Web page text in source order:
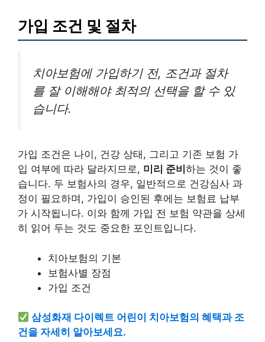
가입 조건 및 절차
치아보험에 가입하기 전, 조건과 절차
를 잘 이해해야 최적의 선택을 할 수 있
습니다.
가입 조건은 나이, 건강 상태, 그리고 기존 보험 가
입 여부에 따라 달라지므로, 미리 준비 하는 것이 좋
습니다. 두 보험사의 경우, 일반적으로 건강심사 과
정이 필요하며, 가입이 승인된 후에는 보험료 납부
가 시작됩니다. 이와 함께 가입 전 보험 약관을 상세
히 읽어 두는 것도 중요한 포인트입니다.
치아보험의 기본
보험사별 장점
가입 조건
삼성화재 다이렉트 어린이 치아보험의 혜택과 조
건을 자세히 알아보세요.